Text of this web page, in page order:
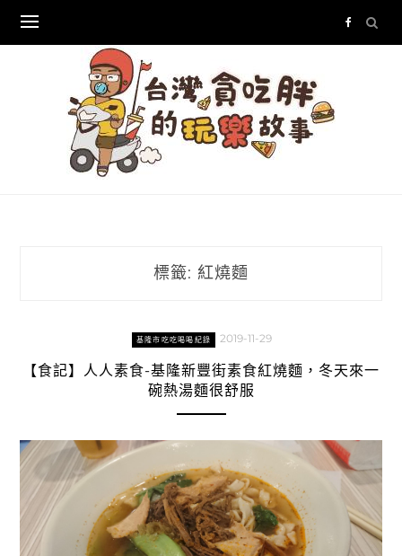
content
標籤: 紅燒麵
基隆市吃吃喝喝紀錄 2019-11-29
【食記】人人素食-基隆新豐街素食紅燒麵，冬天來一
碗熱湯麵很舒服